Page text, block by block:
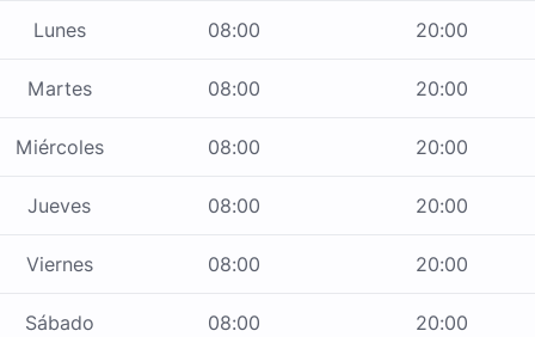
Lunes 08:00 20:00
Martes 08:00 20:00
Miércoles 08:00 20:00
Jueves 08:00 20:00
Viernes 08:00 20:00
Sábado 08:00 20:00